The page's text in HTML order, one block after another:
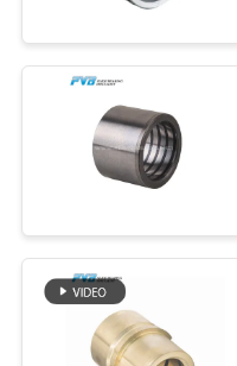
PRIVACY
POLICY
tapada
desgaste